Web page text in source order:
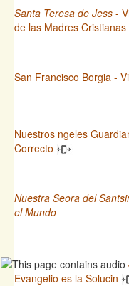
Santa Teresa de Jess -
de las Madres Cristianas
San Francisco Borgia -
Nuestros ngeles
Correcto
Nuestra Seora del
el Mundo
Evangelio es la Solucin